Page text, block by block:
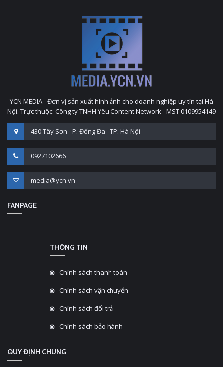
YCN MEDIA - Đơn vị sản xuất hình ảnh cho doanh nghiệp uy tín tại Hà
Nội. Trực thuộc: Công ty TNHH Yêu Content Network - MST 0109954149
430 Tây Sơn - P. Đống Đa - TP. Hà Nội
0927102666
media@ycn.vn
FANPAGE
THÔNG TIN
Chính sách thanh toán
Chính sách vận chuyển
Chính sách đổi trả
Chính sách bảo hành
QUY ĐỊNH CHUNG